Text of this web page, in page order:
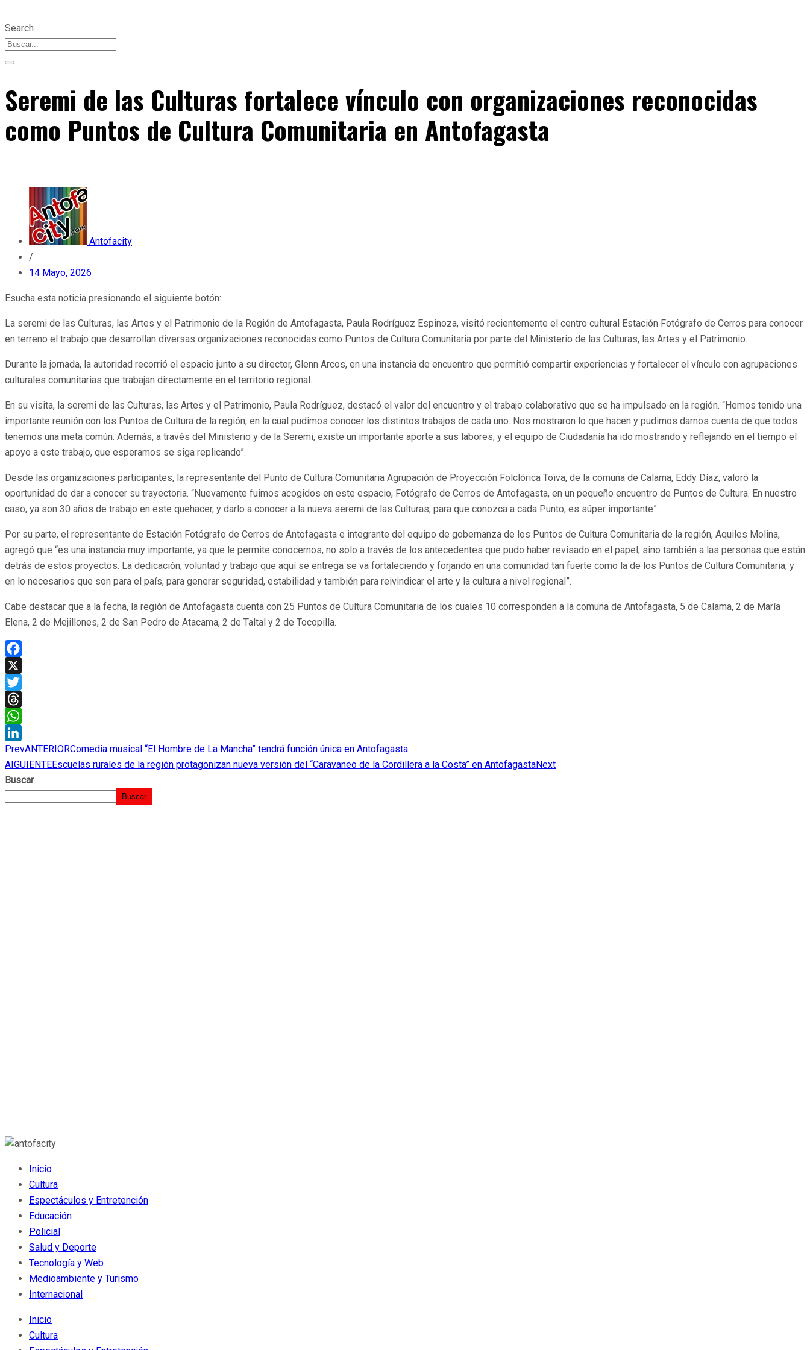
Search
Seremi de las Culturas fortalece vínculo con organizaciones reconocidas
como Puntos de Cultura Comunitaria en Antofagasta
Antofacity
/
14 Mayo, 2026
Esucha esta noticia presionando el siguiente botón:
La seremi de las Culturas, las Artes y el Patrimonio de la Región de Antofagasta, Paula Rodríguez Espinoza, visitó recientemente el centro cultural Estación Fotógrafo de Cerros para conocer
en terreno el trabajo que desarrollan diversas organizaciones reconocidas como Puntos de Cultura Comunitaria por parte del Ministerio de las Culturas, las Artes y el Patrimonio.
Durante la jornada, la autoridad recorrió el espacio junto a su director, Glenn Arcos, en una instancia de encuentro que permitió compartir experiencias y fortalecer el vínculo con agrupaciones
culturales comunitarias que trabajan directamente en el territorio regional.
En su visita, la seremi de las Culturas, las Artes y el Patrimonio, Paula Rodríguez, destacó el valor del encuentro y el trabajo colaborativo que se ha impulsado en la región. “Hemos tenido una
importante reunión con los Puntos de Cultura de la región, en la cual pudimos conocer los distintos trabajos de cada uno. Nos mostraron lo que hacen y pudimos darnos cuenta de que todos
tenemos una meta común. Además, a través del Ministerio y de la Seremi, existe un importante aporte a sus labores, y el equipo de Ciudadanía ha ido mostrando y reflejando en el tiempo el
apoyo a este trabajo, que esperamos se siga replicando”.
Desde las organizaciones participantes, la representante del Punto de Cultura Comunitaria Agrupación de Proyección Folclórica Toiva, de la comuna de Calama, Eddy Díaz, valoró la
oportunidad de dar a conocer su trayectoria. “Nuevamente fuimos acogidos en este espacio, Fotógrafo de Cerros de Antofagasta, en un pequeño encuentro de Puntos de Cultura. En nuestro
caso, ya son 30 años de trabajo en este quehacer, y darlo a conocer a la nueva seremi de las Culturas, para que conozca a cada Punto, es súper importante”.
Por su parte, el representante de Estación Fotógrafo de Cerros de Antofagasta e integrante del equipo de gobernanza de los Puntos de Cultura Comunitaria de la región, Aquiles Molina,
agregó que “es una instancia muy importante, ya que le permite conocernos, no solo a través de los antecedentes que pudo haber revisado en el papel, sino también a las personas que están
detrás de estos proyectos. La dedicación, voluntad y trabajo que aquí se entrega se va fortaleciendo y forjando en una comunidad tan fuerte como la de los Puntos de Cultura Comunitaria, y
en lo necesarios que son para el país, para generar seguridad, estabilidad y también para reivindicar el arte y la cultura a nivel regional”.
Cabe destacar que a la fecha, la región de Antofagasta cuenta con 25 Puntos de Cultura Comunitaria de los cuales 10 corresponden a la comuna de Antofagasta, 5 de Calama, 2 de María
Elena, 2 de Mejillones, 2 de San Pedro de Atacama, 2 de Taltal y 2 de Tocopilla.
Facebook
X
Twitter
Threads
WhatsApp
LinkedIn
PrevANTERIORComedia musical “El Hombre de La Mancha” tendrá función única en Antofagasta
AIGUIENTEEscuelas rurales de la región protagonizan nueva versión del “Caravaneo de la Cordillera a la Costa” en AntofagastaNext
Buscar
Buscar
Inicio
Cultura
Espectáculos y Entretención
Educación
Policial
Salud y Deporte
Tecnología y Web
Medioambiente y Turismo
Internacional
Inicio
Cultura